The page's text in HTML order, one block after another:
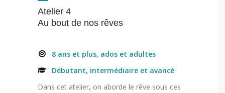
Atelier 4
Au bout de nos rêves
8 ans et plus, ados et adultes
Débutant, intermédiaire et avancé
Dans cet atelier, on aborde le rêve sous ces